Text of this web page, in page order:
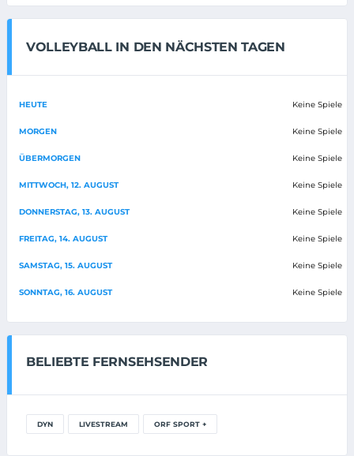
VOLLEYBALL IN DEN NÄCHSTEN TAGEN
HEUTE Keine Spiele
MORGEN Keine Spiele
ÜBERMORGEN Keine Spiele
MITTWOCH, 12. AUGUST Keine Spiele
DONNERSTAG, 13. AUGUST Keine Spiele
FREITAG, 14. AUGUST Keine Spiele
SAMSTAG, 15. AUGUST Keine Spiele
SONNTAG, 16. AUGUST Keine Spiele
BELIEBTE FERNSEHSENDER
DYN LIVESTREAM ORF SPORT +